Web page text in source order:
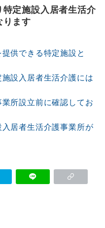
定施設入居者生活介
ります
供できる特定施設と
設入居者生活介護には
所設立前に確認してお
居者生活介護事業所が